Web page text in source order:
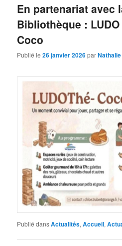
En partenariat avec
Bibliothèque : LUDO
Coco
Publié le26 janvier 2026par
Publié dansActualités,Accueil,